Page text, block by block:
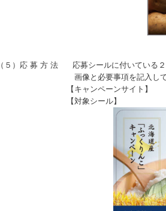
（５）応 募 方 法 応募シールに付いている２
画像と必要事項を記入して応
【キャンペーンサイト】 http://
【対象シール】